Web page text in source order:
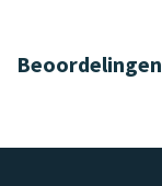
Beoordelingen